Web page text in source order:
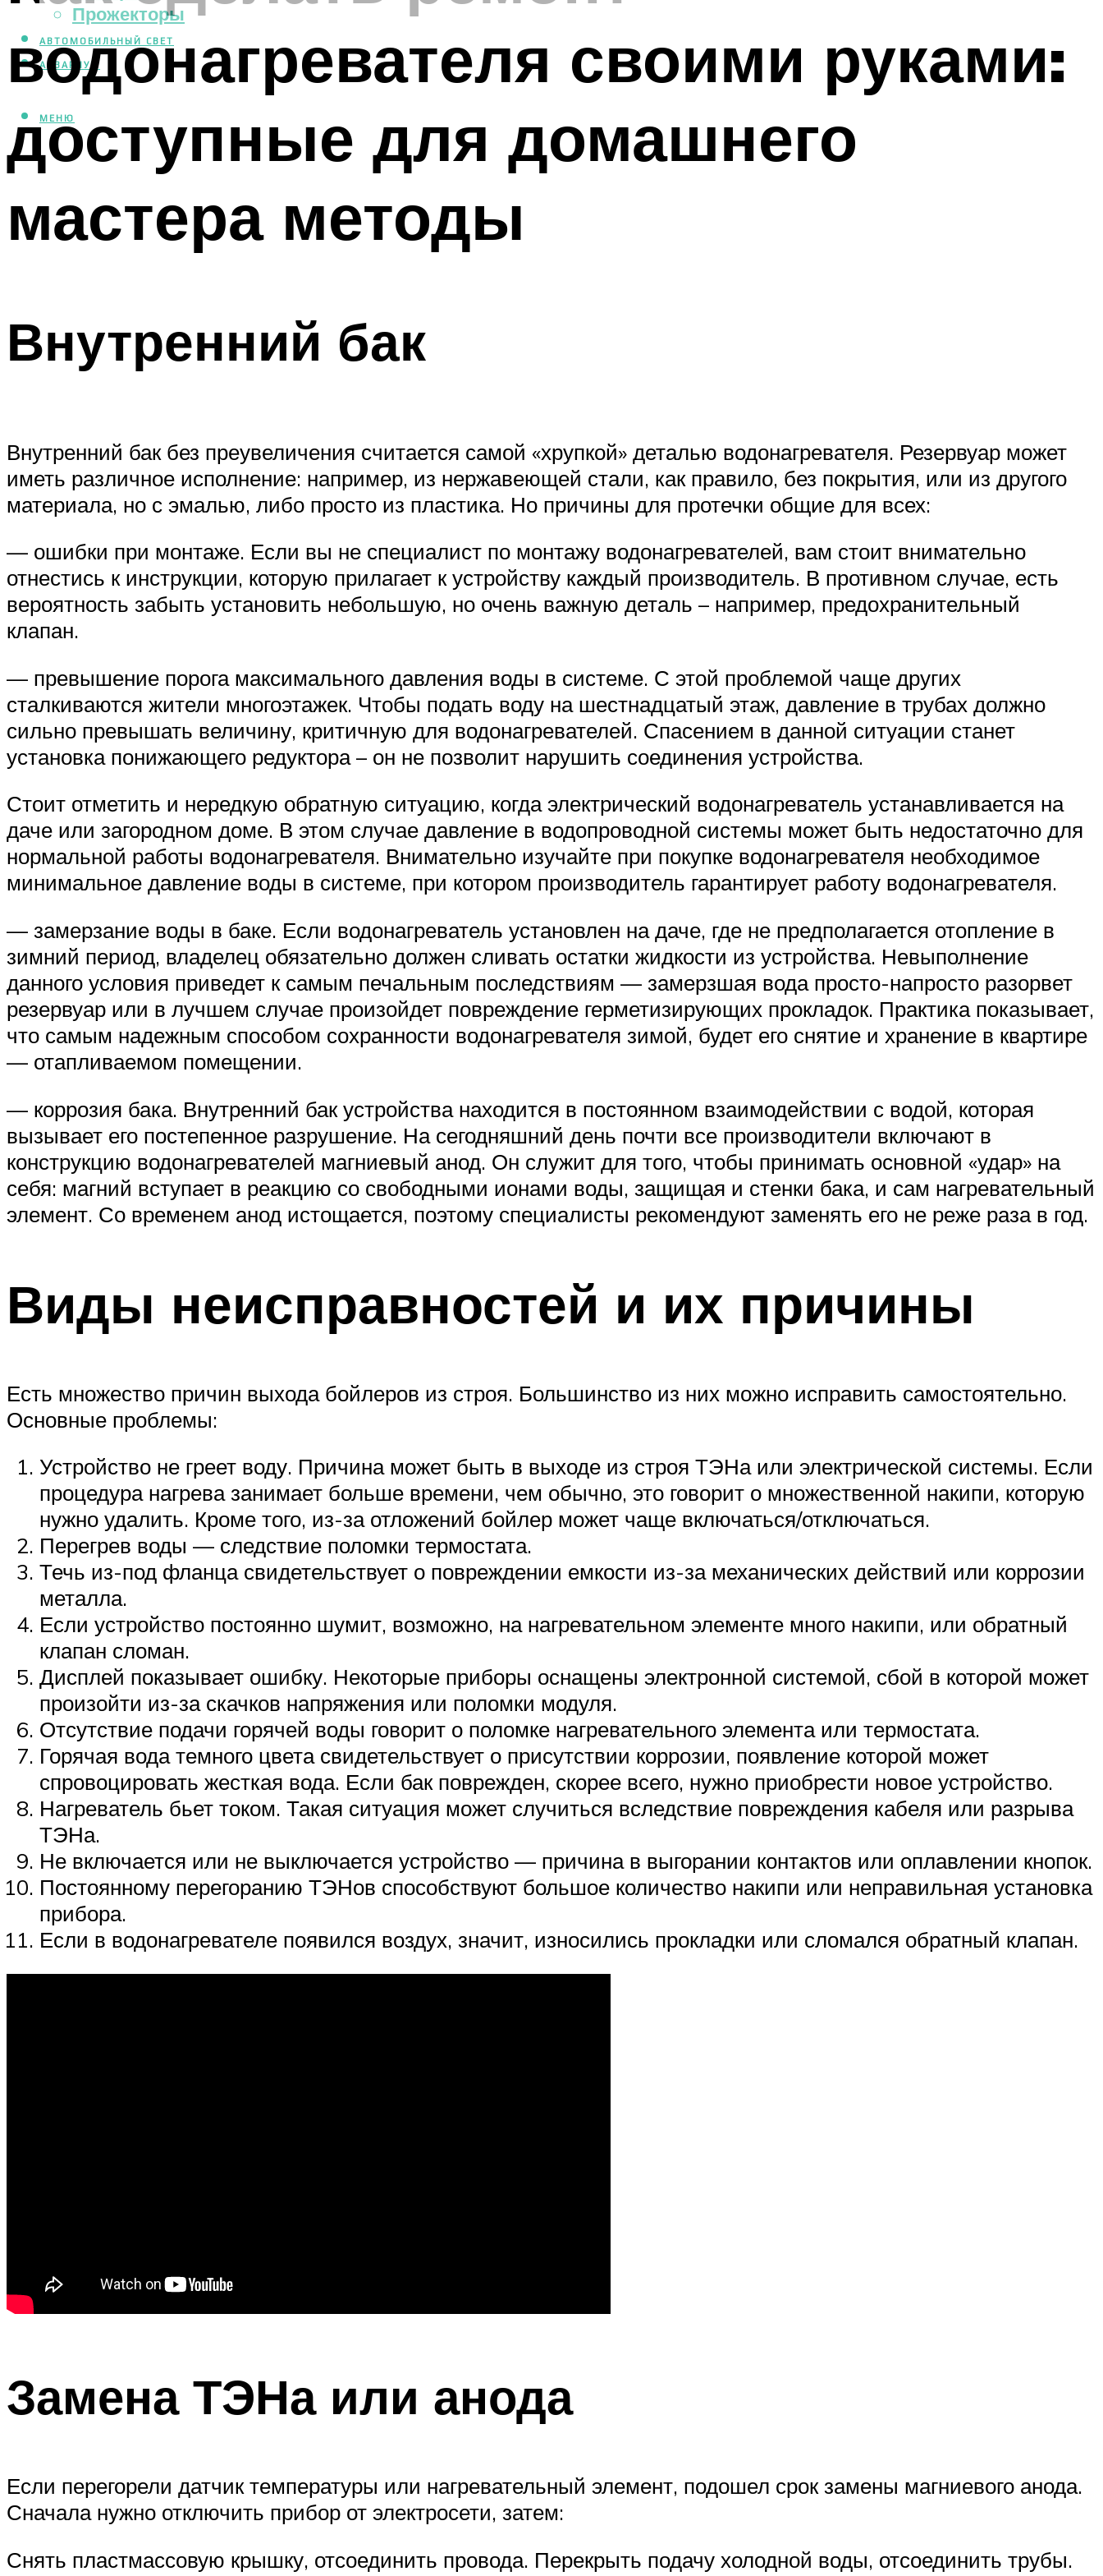
Прожекторы
АВТОМОБИЛЬНЫЙ СВЕТ
АКВАРИУМ
МЕНЮ
водонагревателя своими руками:
доступные для домашнего
мастера методы
Внутренний бак
Внутренний бак без преувеличения считается самой «хрупкой» деталью водонагревателя. Резервуар может
иметь различное исполнение: например, из нержавеющей стали, как правило, без покрытия, или из другого
материала, но с эмалью, либо просто из пластика. Но причины для протечки общие для всех:
— ошибки при монтаже. Если вы не специалист по монтажу водонагревателей, вам стоит внимательно
отнестись к инструкции, которую прилагает к устройству каждый производитель. В противном случае, есть
вероятность забыть установить небольшую, но очень важную деталь – например, предохранительный
клапан.
— превышение порога максимального давления воды в системе. С этой проблемой чаще других
сталкиваются жители многоэтажек. Чтобы подать воду на шестнадцатый этаж, давление в трубах должно
сильно превышать величину, критичную для водонагревателей. Спасением в данной ситуации станет
установка понижающего редуктора – он не позволит нарушить соединения устройства.
Стоит отметить и нередкую обратную ситуацию, когда электрический водонагреватель устанавливается на
даче или загородном доме. В этом случае давление в водопроводной системы может быть недостаточно для
нормальной работы водонагревателя. Внимательно изучайте при покупке водонагревателя необходимое
минимальное давление воды в системе, при котором производитель гарантирует работу водонагревателя.
— замерзание воды в баке. Если водонагреватель установлен на даче, где не предполагается отопление в
зимний период, владелец обязательно должен сливать остатки жидкости из устройства. Невыполнение
данного условия приведет к самым печальным последствиям — замерзшая вода просто-напросто разорвет
резервуар или в лучшем случае произойдет повреждение герметизирующих прокладок. Практика показывает,
что самым надежным способом сохранности водонагревателя зимой, будет его снятие и хранение в квартире
— отапливаемом помещении.
— коррозия бака. Внутренний бак устройства находится в постоянном взаимодействии с водой, которая
вызывает его постепенное разрушение. На сегодняшний день почти все производители включают в
конструкцию водонагревателей магниевый анод. Он служит для того, чтобы принимать основной «удар» на
себя: магний вступает в реакцию со свободными ионами воды, защищая и стенки бака, и сам нагревательный
элемент. Со временем анод истощается, поэтому специалисты рекомендуют заменять его не реже раза в год.
Виды неисправностей и их причины
Есть множество причин выхода бойлеров из строя. Большинство из них можно исправить самостоятельно.
Основные проблемы:
Устройство не греет воду. Причина может быть в выходе из строя ТЭНа или электрической системы. Если
процедура нагрева занимает больше времени, чем обычно, это говорит о множественной накипи, которую
нужно удалить. Кроме того, из-за отложений бойлер может чаще включаться/отключаться.
Перегрев воды — следствие поломки термостата.
Течь из-под фланца свидетельствует о повреждении емкости из-за механических действий или коррозии
металла.
Если устройство постоянно шумит, возможно, на нагревательном элементе много накипи, или обратный
клапан сломан.
Дисплей показывает ошибку. Некоторые приборы оснащены электронной системой, сбой в которой может
произойти из-за скачков напряжения или поломки модуля.
Отсутствие подачи горячей воды говорит о поломке нагревательного элемента или термостата.
Горячая вода темного цвета свидетельствует о присутствии коррозии, появление которой может
спровоцировать жесткая вода. Если бак поврежден, скорее всего, нужно приобрести новое устройство.
Нагреватель бьет током. Такая ситуация может случиться вследствие повреждения кабеля или разрыва
ТЭНа.
Не включается или не выключается устройство — причина в выгорании контактов или оплавлении кнопок.
Постоянному перегоранию ТЭНов способствуют большое количество накипи или неправильная установка
прибора.
Если в водонагревателе появился воздух, значит, износились прокладки или сломался обратный клапан.
Замена ТЭНа или анода
Если перегорели датчик температуры или нагревательный элемент, подошел срок замены магниевого анода.
Сначала нужно отключить прибор от электросети, затем:
Снять пластмассовую крышку, отсоединить провода. Перекрыть подачу холодной воды, отсоединить трубы.